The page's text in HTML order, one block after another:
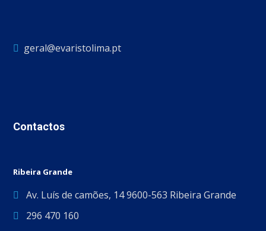
geral@evaristolima.pt
Contactos
Ribeira Grande
Av. Luís de camões, 14 9600-563 Ribeira Grande
296 470 160